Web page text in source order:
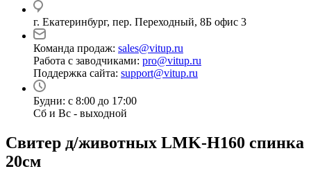
г. Екатеринбург, пер. Переходный, 8Б офис 3
Команда продаж: sales@vitup.ru
Работа с заводчиками: pro@vitup.ru
Поддержка сайта: support@vitup.ru
Будни: с 8:00 до 17:00
Сб и Вс - выходной
Свитер д/животных LMK-H160 спинка
20см